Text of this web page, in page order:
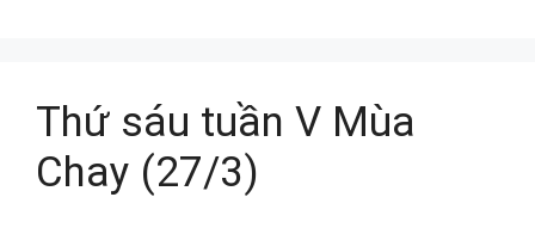
Thứ sáu tuần V Mùa
Chay (27/3)